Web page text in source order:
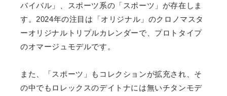
バイバル」、スポーツ系の「スポーツ」が存在しま
す。2024年の注目は「オリジナル」のクロノマスタ
ーオリジナルトリプルカレンダーで、プロトタイプ
のオマージュモデルです。
また、「スポーツ」もコレクションが拡充され、そ
の中でもロレックスのデイトナには無いチタンモデ